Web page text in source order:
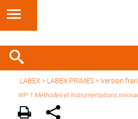
LABEX > LABEX PRIMES>Version
WP-1 Méthodes et Instrumentations